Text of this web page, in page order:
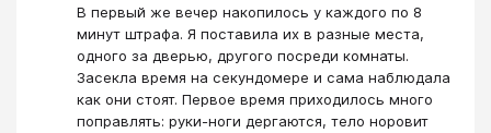
В первый же вечер накопилось у каждого по 8
минут штрафа. Я поставила их в разные места,
одного за дверью, другого посреди комнаты.
Засекла время на секундомере и сама наблюдала
как они стоят. Первое время приходилось много
поправлять: руки-ноги дергаются, тело норовит